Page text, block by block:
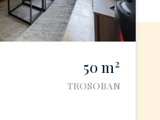
50 m2
TROSOBAN